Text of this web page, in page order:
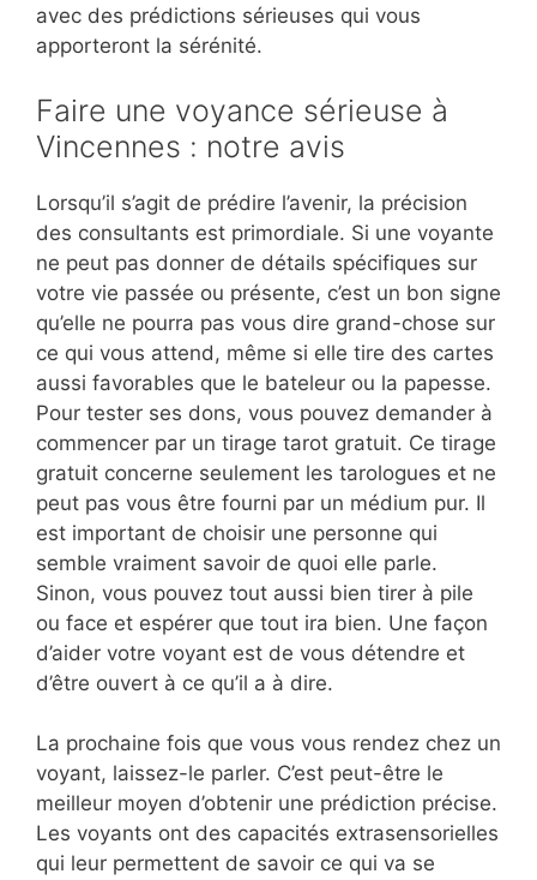
avec des prédictions sérieuses qui vous
apporteront la sérénité.
Faire une voyance sérieuse à
Vincennes : notre avis
Lorsqu’il s’agit de prédire l’avenir, la précision
des consultants est primordiale. Si une voyante
ne peut pas donner de détails spécifiques sur
votre vie passée ou présente, c’est un bon signe
qu’elle ne pourra pas vous dire grand-chose sur
ce qui vous attend, même si elle tire des cartes
aussi favorables que le bateleur ou la papesse.
Pour tester ses dons, vous pouvez demander à
commencer par un tirage tarot gratuit. Ce tirage
gratuit concerne seulement les tarologues et ne
peut pas vous être fourni par un médium pur. Il
est important de choisir une personne qui
semble vraiment savoir de quoi elle parle.
Sinon, vous pouvez tout aussi bien tirer à pile
ou face et espérer que tout ira bien. Une façon
d’aider votre voyant est de vous détendre et
d’être ouvert à ce qu’il a à dire.
La prochaine fois que vous vous rendez chez un
voyant, laissez-le parler. C’est peut-être le
meilleur moyen d’obtenir une prédiction précise.
Les voyants ont des capacités extrasensorielles
qui leur permettent de savoir ce qui va se